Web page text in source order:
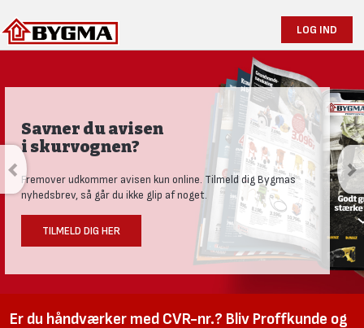
LOG IND
Savner du avisen
i skurvognen?
Fremover udkommer avisen kun online. Tilmeld dig Bygmas
nyhedsbrev, så går du ikke glip af noget.
TILMELD DIG HER
Er du håndværker med CVR-nr.? Bliv Proffkunde og